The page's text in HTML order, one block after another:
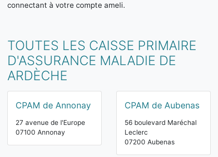
connectant à votre compte ameli.
TOUTES LES CAISSE PRIMAIRE
D'ASSURANCE MALADIE DE
ARDÈCHE
CPAM de Annonay
27 avenue de l'Europe
07100 Annonay
CPAM de Aubenas
56 boulevard Maréchal
Leclerc
07200 Aubenas